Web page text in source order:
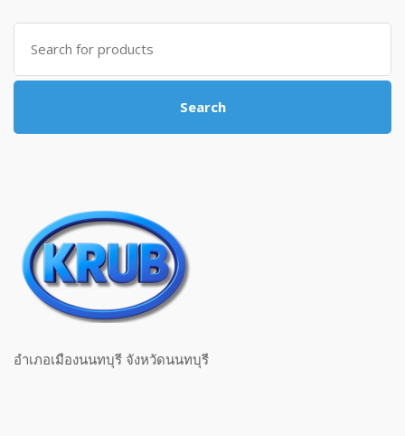
Search for:
Search
อำเภอเมืองนนทบุรี จังหวัดนนทบุรี